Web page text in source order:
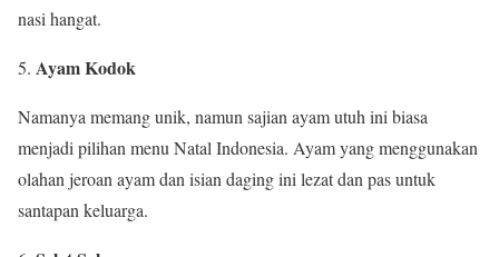
nasi hangat.
Ayam Kodok
Namanya memang unik, namun sajian ayam utuh ini biasa
menjadi pilihan menu Natal Indonesia. Ayam yang menggunakan
olahan jeroan ayam dan isian daging ini lezat dan pas untuk
santapan keluarga.